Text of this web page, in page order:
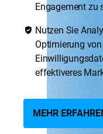
Engagement zu
Nutzen Sie
Optimierung von
effektiveres
MEHR